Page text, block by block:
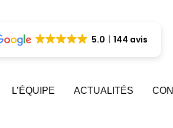
5.0 144 avis
L’ÉQUIPE ACTUALITÉS